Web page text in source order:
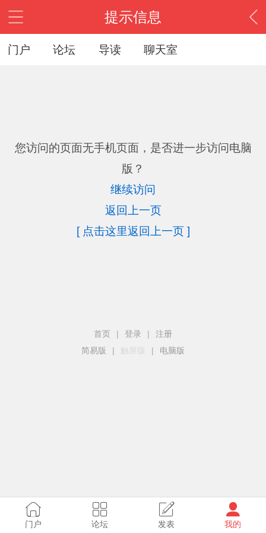
提示信息
门户 论坛 导读 聊天室
您访问的页面无手机页面，是否进一步访问电脑
版？
继续访问
返回上一页
[ 点击这里返回上一页 ]
首页 | 登录 |
注册
简易版
| 触屏版 | 电脑版
门户 论坛 发表 我的